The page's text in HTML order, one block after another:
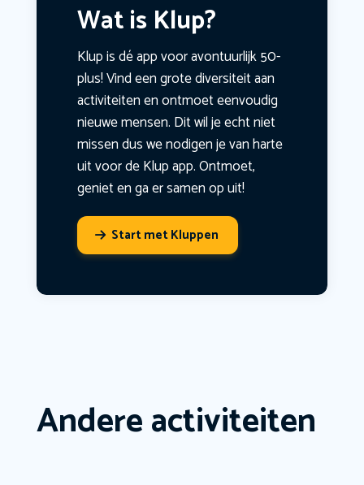
Wat is Klup?
Klup is dé app voor avontuurlijk 50-
plus! Vind een grote diversiteit aan
activiteiten en ontmoet eenvoudig
nieuwe mensen. Dit wil je echt niet
missen dus we nodigen je van harte
uit voor de Klup app. Ontmoet,
geniet en ga er samen op uit!
Start met Kluppen
Andere activiteiten